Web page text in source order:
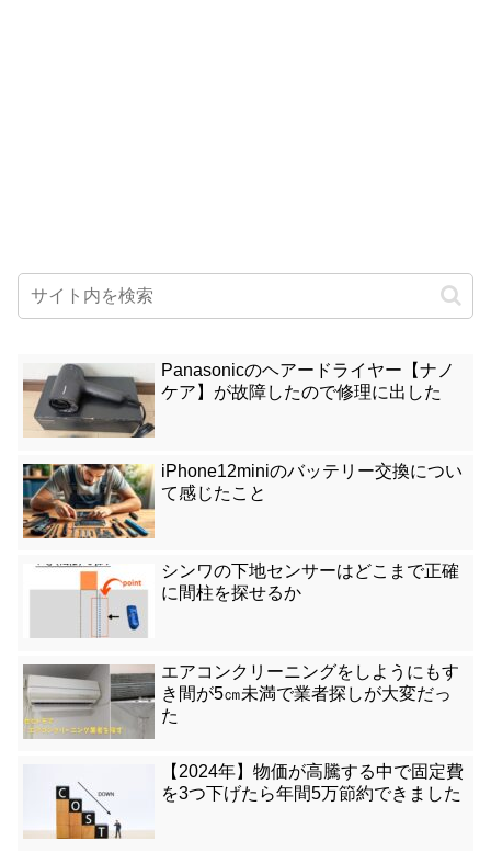
Panasonicのヘアードライヤー【ナノ
ケア】が故障したので修理に出した
iPhone12miniのバッテリー交換につい
て感じたこと
シンワの下地センサーはどこまで正確
に間柱を探せるか
エアコンクリーニングをしようにもす
き間が5㎝未満で業者探しが大変だっ
た
【2024年】物価が高騰する中で固定費
を3つ下げたら年間5万節約できました